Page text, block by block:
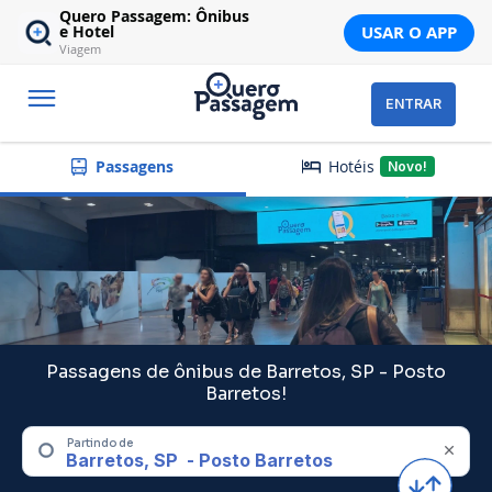
Quero Passagem: Ônibus
e Hotel
Viagem
USAR O APP
ENTRAR
Passagens Hotéis Novo!
Passagens de ônibus de Barretos, SP - Posto
Barretos!
Partindo de